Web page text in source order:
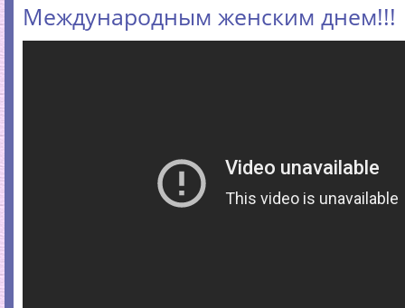
Международным женским днем!!!